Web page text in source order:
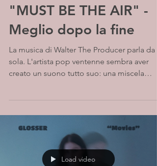
"MUST BE THE AIR" -
Meglio dopo la fine
La musica di Walter The Producer parla da
sola. L'artista pop ventenne sembra aver
creato un suono tutto suo: una miscela
Load video